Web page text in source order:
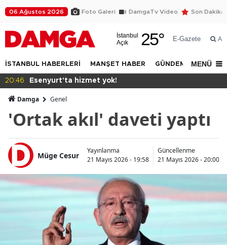
06 Ağustos 2026 Foto Galeri DamgaTv Video Son Dakika
İstanbul
Açık
25° E-Gazete Ara
İSTANBUL HABERLERİ MANŞET HABER GÜNDEM DÜNYA
MENÜ
hizmet yok!
Damga Genel
'Ortak akıl' daveti yaptı
Müge Cesur
Yayınlanma
21 Mayıs 2026 - 19:58
Güncellenme
21 Mayıs 2026 - 20:00